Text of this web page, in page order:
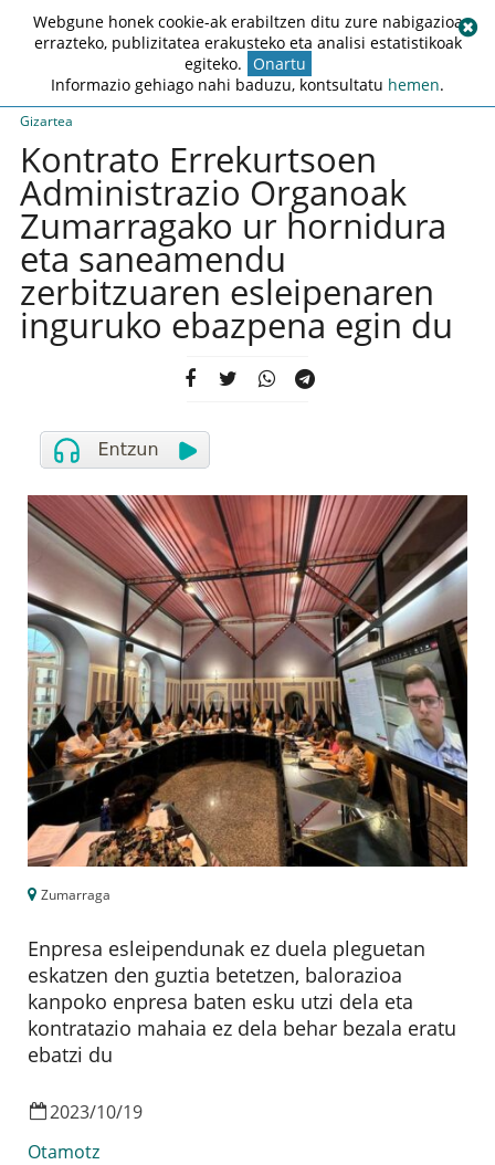
Gizartea
Kontrato Errekurtsoen
Administrazio Organoak
Zumarragako ur hornidura
eta saneamendu
zerbitzuaren esleipenaren
inguruko ebazpena egin du
Zumarraga
Enpresa esleipendunak ez duela pleguetan
eskatzen den guztia betetzen, balorazioa
kanpoko enpresa baten esku utzi dela eta
kontratazio mahaia ez dela behar bezala eratu
ebatzi du
2023/10/19
Otamotz
Webgune honek cookie-ak erabiltzen ditu zure nabigazioa
errazteko, publizitatea erakusteko eta analisi estatistikoak
egiteko. Onartu
Informazio gehiago nahi baduzu, kontsultatu hemen.